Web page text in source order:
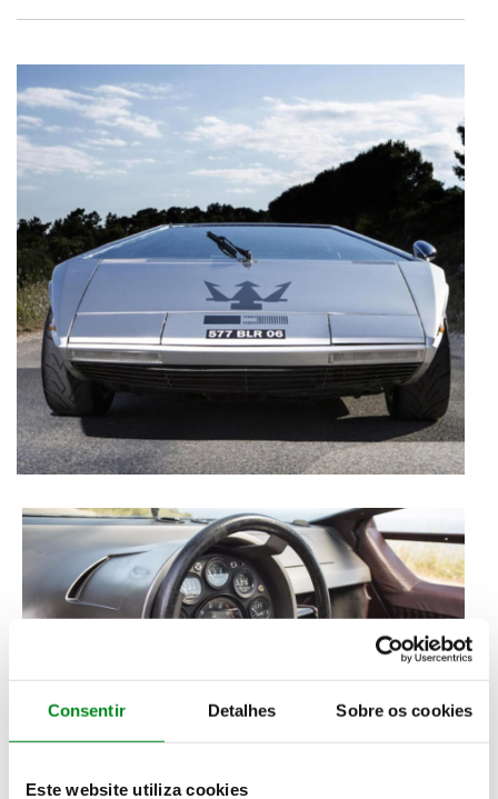
Consentir Detalhes Sobre os cookies
Este website utiliza cookies